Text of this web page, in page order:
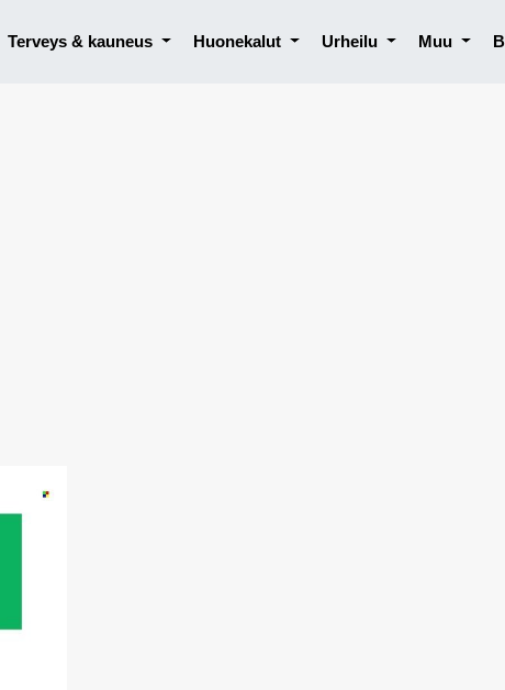
Terveys & kauneus Huonekalut Urheilu Muu